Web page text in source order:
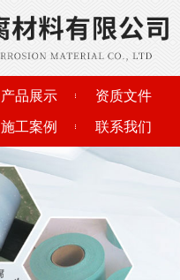
产品展示 资质文件
施工案例 联系我们